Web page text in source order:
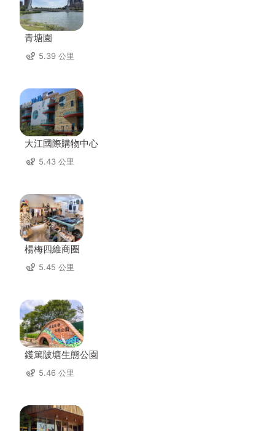
青塘園
5.39 公里
大江國際購物中心
5.43 公里
楊梅四維商圈
5.45 公里
鑊篤陂塘生態公園
5.46 公里